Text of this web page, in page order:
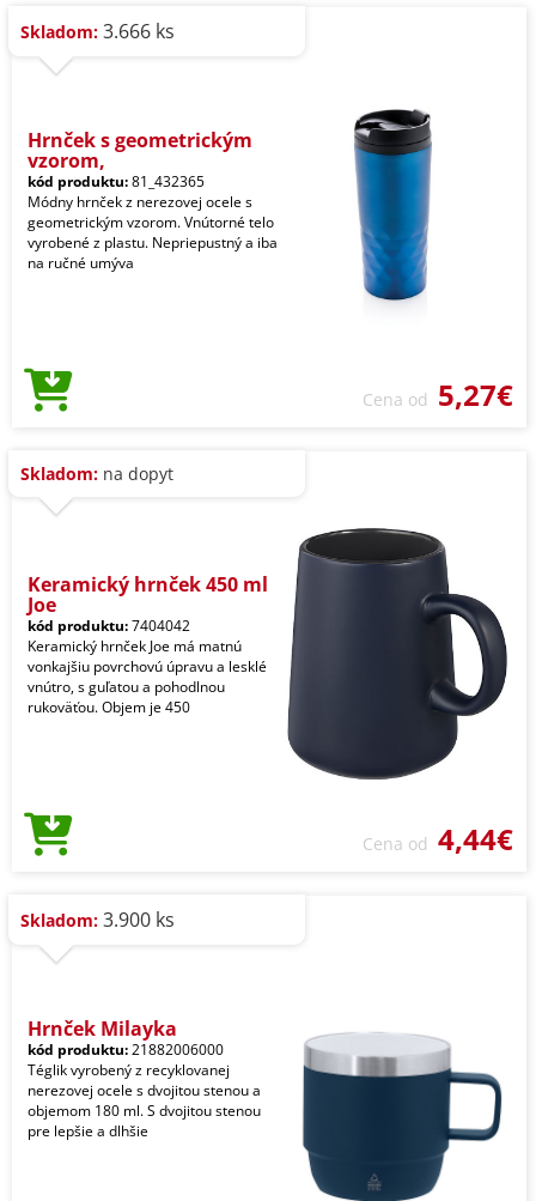
Skladom: 3.666 ks
Hrnček s geometrickým
vzorom,
kód produktu:81_432365
Módny hrnček z nerezovej ocele s
geometrickým vzorom. Vnútorné telo
vyrobené z plastu. Nepriepustný a iba
na ručné umýva
Cena od 5,27€
Skladom: na dopyt
Keramický hrnček 450 ml
Joe
kód produktu:7404042
Keramický hrnček Joe má matnú
vonkajšiu povrchovú úpravu a lesklé
vnútro, s guľatou a pohodlnou
rukoväťou. Objem je 450
Cena od 4,44€
Skladom: 3.900 ks
Hrnček Milayka
kód produktu:21882006000
Téglik vyrobený z recyklovanej
nerezovej ocele s dvojitou stenou a
objemom 180 ml. S dvojitou stenou
pre lepšie a dlhšie